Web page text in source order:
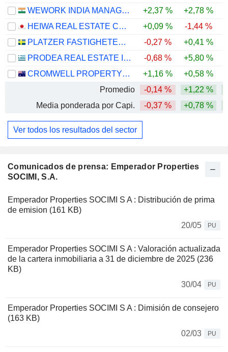
Comunicados de prensa: Emperador Properties
SOCIMI, S.A.
Emperador Properties SOCIMI S A : Distribución de prima
de emision (161 KB)
20/05
PU
Emperador Properties SOCIMI S A : Valoración actualizada
de la cartera inmobiliaria a 31 de diciembre de 2025 (236
KB)
30/04
PU
Emperador Properties SOCIMI S A : Dimisión de consejero
(163 KB)
02/03
PU
WEWORK INDIA MANAGEMENT LIMITED
+2,37 %
+2,78 %
HEIWA REAL ESTATE CO., LTD.
+0,09 % -1,44 %
PLATZER FASTIGHETER HOLDING AB
-0,27 % +0,41 %
PRODEA REAL ESTATE INVESTMENT COMPANY SOCIÉTÉ ANONYME
-0,68 % +5,80 %
CROMWELL PROPERTY GROUP
+1,16 % +0,58 %
Promedio
-0,14 % +1,22 %
Media ponderada por Capi.
-0,37 % +0,78 %
Ver todos los resultados del sector